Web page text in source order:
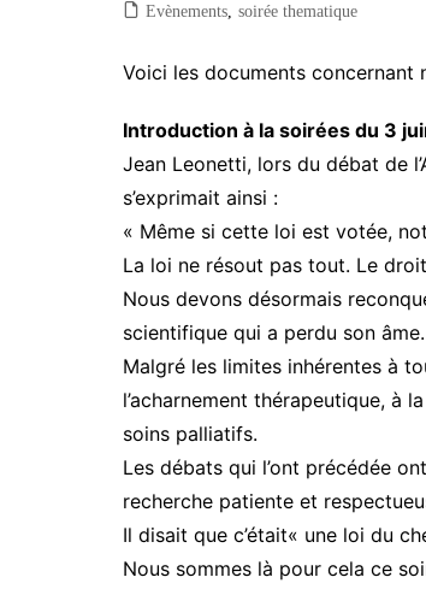
Evènements soirée thematique
Voici les documents concernant
Introduction à la soirées du 3
Jean Leonetti, lors du débat de
s’exprimait ainsi :
« Même si cette loi est votée,
La loi ne résout pas tout. Le
Nous devons désormais
scientifique qui a perdu son
Malgré les limites inhérentes à
l’acharnement thérapeutique, à
soins palliatifs.
Les débats qui l’ont précédée
recherche patiente et
Il disait que c’était« une loi du
Nous sommes là pour cela ce